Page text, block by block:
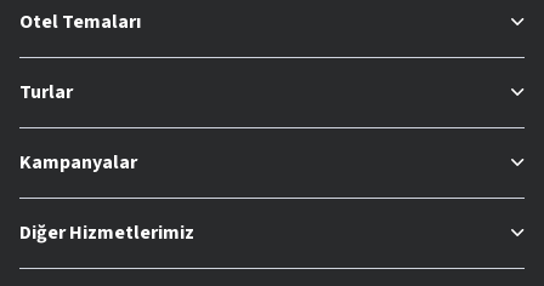
Otel Temaları
Turlar
Kampanyalar
Diğer Hizmetlerimiz